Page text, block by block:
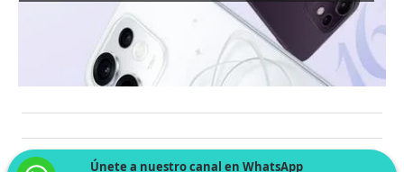
Únete a nuestro canal en WhatsApp